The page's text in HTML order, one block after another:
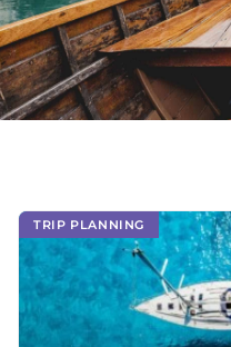
TRIP PLANNING